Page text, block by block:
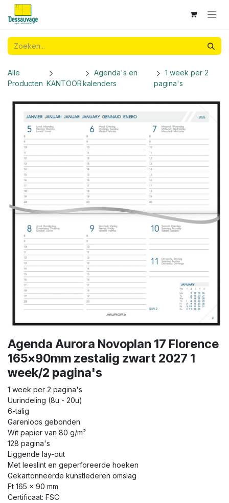
Overslaan naar inhoud
Alle
Producten KANTOOR
Agenda's en
kalenders
1 week per 2
pagina's
Agenda Aurora Novoplan 17 Florence
165x90mm zestalig zwart 2027 1
week/2 pagina's
1 week per 2 pagina's
Uurindeling (8u - 20u)
6-talig
Garenloos gebonden
Wit papier van 80 g/m²
128 pagina's
Liggende lay-out
Met leeslint en geperforeerde hoeken
Gekartonneerde kunstlederen omslag
Ft 165 x 90 mm
Certificaat: FSC